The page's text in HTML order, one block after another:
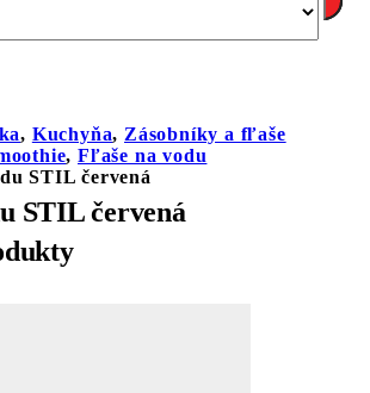
, Kuchyňa, Zásobníky a fľaše
,Fľaše na vodu
STIL červená
STIL červená